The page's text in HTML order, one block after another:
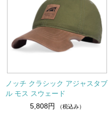
ノッチ クラシック アジャスタブ
ル モス スウェード
5,808円
（税込み）